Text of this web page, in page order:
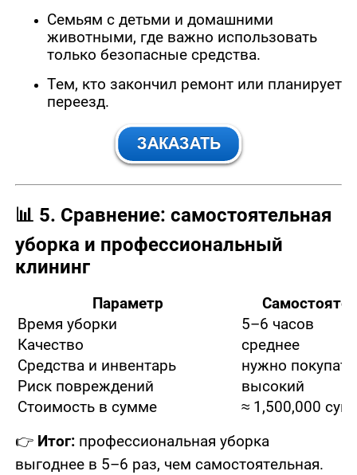
Семьям с детьми и домашними
животными, где важно использовать
только безопасные средства.
Тем, кто закончил ремонт или планирует
переезд.
📊 5. Сравнение: самостоятельная
уборка и профессиональный
клининг
Параметр
Время уборки
5–6 часов
Качество
среднее
Средства и инвентарь
нужно покупать
Риск повреждений
высокий
Стоимость в сумме
≈ 1,500,000 сум
👉 Итог:профессиональная уборка
выгоднее в 5–6 раз, чем самостоятельная.